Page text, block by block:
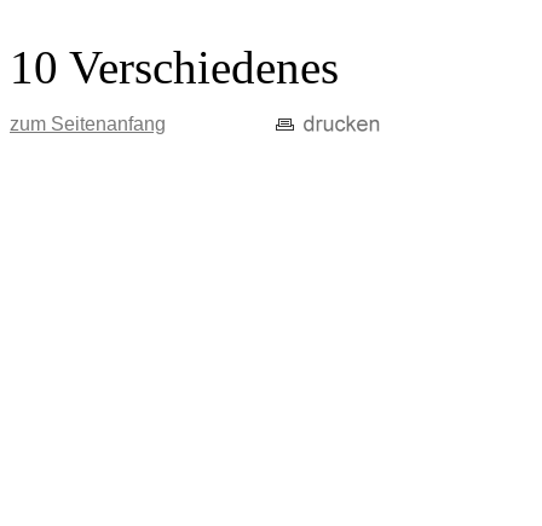
10 Verschiedenes
zum Seitenanfang